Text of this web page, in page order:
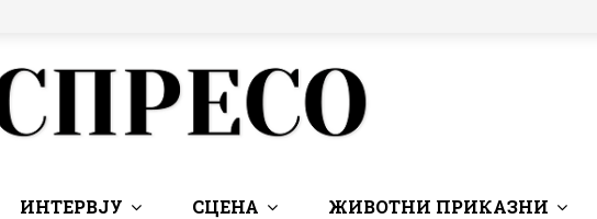
ИНТЕРВЈУ СЦЕНА ЖИВОТНИ ПРИКАЗНИ